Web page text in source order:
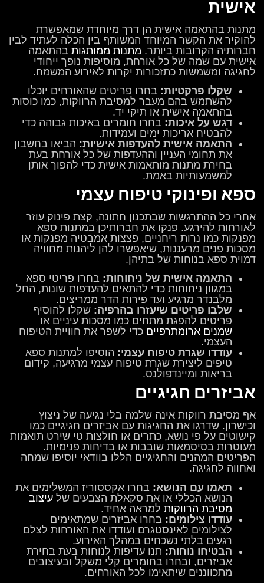
אישית
מתנות בהתאמה אישית הן דרך מיוחדת שמאפשרת
להוקיר את הקשר המיוחד המשותף בין הכלה לעתיד לבין
חברותיה הקרובות ביותר. מתנות ממותגותבהתאמה
אישית עם שמה של כל אורחת, מוסיפות נופך ייחודי
לחגיגה ומשמשות כתזכורות יקרות לאירוע המשמח.
שקלו פרקטיות: בחרו פריטים שהאורחים יוכלו
להשתמש בהם מעבר למסיבת הרווקות, כמו כוסות
בהתאמה אישית או תיקי יד.
דגש על איכות: בחרו חומרים באיכות גבוהה כדי
להבטיח אריכות ימים ועמידות.
התאמה אישית להעדפות אישיות: הביאו בחשבון
את תחומי העניין וההעדפות של כל אורחת בעת
בחירת מתנות מותאמות אישית כדי להפוך אותן
למשמעותיות באמת.
ספא ופינוקי טיפוח עצמי
אחרי כל ההתרגשות שבתכנון חתונה, קצת פינוק עוזר
לאורחות להירגע. פנקו את חברותיכן במתנות ספא
מפנקות כמו נרות ריחניים, פצצות אמבטיה מפנקות או
מסכות פנים מרעננות, שיאפשרו להן ליהנות מחוויה
דמוית ספא בנוחות של בתיהן.
התאמה אישית של ניחוחות: בחרו פריטי ספא
במגוון ניחוחות כדי להתאים להעדפות שונות, החל
מלבנדר מרגיע ועד פירות הדר ממריצים.
שלבו פריטים שיעזרו בהרפיה: שקלו להוסיף
פריטים להפגת מתחים כמו מסכות עיניים או
שמנים ארומתרפיים כדי לשפר את חוויית הטיפוח
העצמי.
עודדו שגרת טיפוח עצמי: הוסיפו למתנות ספא
טיפים ליצירת שגרת טיפוח עצמי מרגיעה, קידום
בריאות ומיינדפולנס.
אביזרים חגיגיים
אף מסיבת רווקות אינה שלמה בלי נגיעה של ניצוץ
וכישרון. שדרגו את החגיגות עם אביזרים חגיגיים כמו
קישוטים על פי נושא, כתרים או חולצות טי שירט תואמות
מעוטרות בסיסמאות שובבות או בדיחות פנימיות.
הפריטים המהנים והחגיגיים הללו בוודאי יוסיפו שמחה
ואחווה לחגיגה.
תאמו עם הנושא: בחרו אקססוריז המשלימים את
הנושא הכללי או את סקאלת הצבעים של עיצוב
מסיבת הרווקותלמראה אחיד.
עודדו צילומים: בחרו אביזרים שמתאימים
לצילומים לאינסטגרם ועודדו את האורחות לצלם
רגעים בלתי נשכחים במהלך האירוע.
הבטיחו נוחות: תנו עדיפות לנוחות בעת בחירת
אביזרים, ובחרו בחומרים קלי משקל ובעיצובים
מתכווננים שיתאימו לכל האורחים.